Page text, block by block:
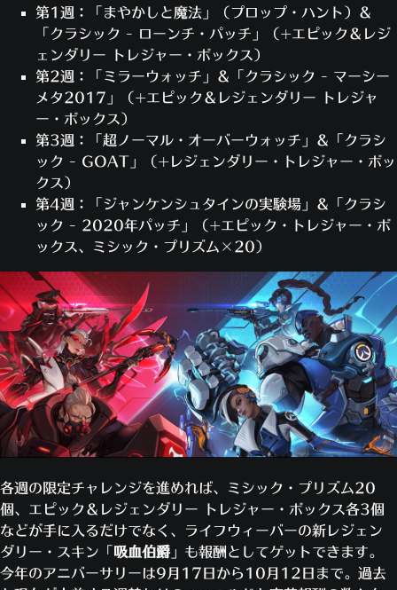
第1週：「まやかしと魔法」（プロップ・ハント）＆
「クラシック - ローンチ・パッチ」（+エピック＆レジ
ェンダリー トレジャー・ボックス）
第2週：「ミラーウォッチ」＆「クラシック - マーシー
メタ2017」（+エピック＆レジェンダリー トレジャ
ー・ボックス）
第3週：「超ノーマル・オーバーウォッチ」＆「クラシ
ック - GOAT」（+レジェンダリー・トレジャー・ボッ
クス）
第4週：「ジャンケンシュタインの実験場」＆「クラシ
ック - 2020年パッチ」（+エピック・トレジャー・ボ
ックス、ミシック・プリズム×20）
各週の限定チャレンジを進めれば、ミシック・プリズム20
個、エピック＆レジェンダリー トレジャー・ボックス各3個
などが手に入るだけでなく、ライフウィーバーの新レジェン
ダリー・スキン「 吸血伯爵」も報酬としてゲットできます。
今年のアニバーサリーは9月17日から10月12日まで。過去